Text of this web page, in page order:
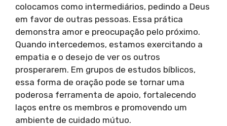
colocamos como intermediários, pedindo a Deus
em favor de outras pessoas. Essa prática
demonstra amor e preocupação pelo próximo.
Quando intercedemos, estamos exercitando a
empatia e o desejo de ver os outros
prosperarem. Em grupos de estudos bíblicos,
essa forma de oração pode se tornar uma
poderosa ferramenta de apoio, fortalecendo
laços entre os membros e promovendo um
ambiente de cuidado mútuo.